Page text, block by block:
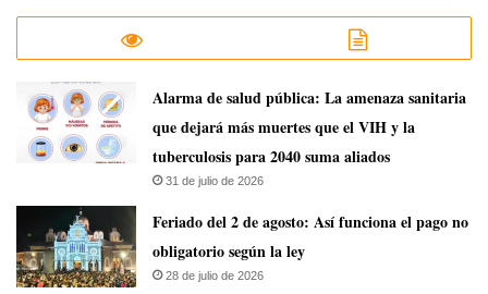
​Alarma de salud pública: La amenaza sanitaria
que dejará más muertes que el VIH y la
tuberculosis para 2040 suma aliados
31 de julio de 2026
Feriado del 2 de agosto: Así funciona el pago no
obligatorio según la ley
28 de julio de 2026